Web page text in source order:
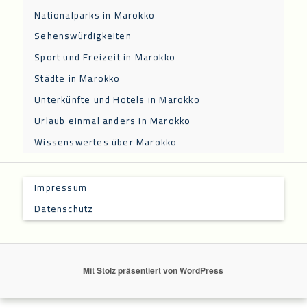
Nationalparks in Marokko
Sehenswürdigkeiten
Sport und Freizeit in Marokko
Städte in Marokko
Unterkünfte und Hotels in Marokko
Urlaub einmal anders in Marokko
Wissenswertes über Marokko
Impressum
Datenschutz
Mit Stolz präsentiert von WordPress